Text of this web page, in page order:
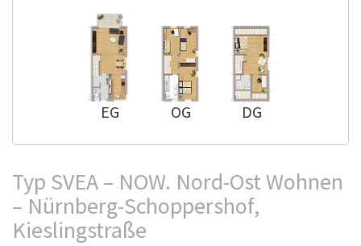
EG OG DG
Typ SVEA – NOW. Nord-Ost Wohnen
– Nürnberg-Schoppershof,
Kieslingstraße